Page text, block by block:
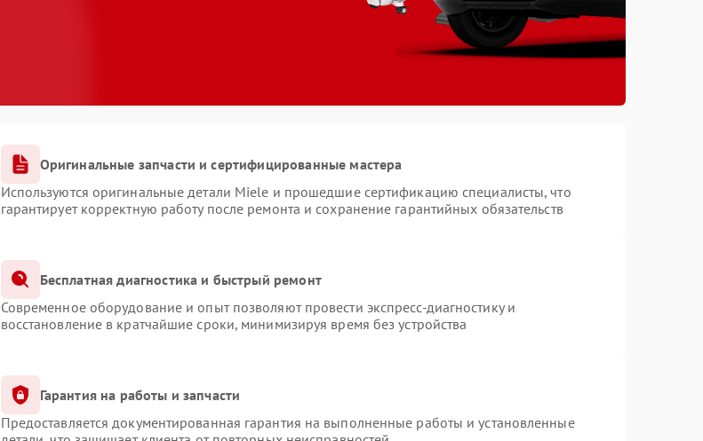
Оригинальные запчасти и сертифицированные мастера
Используются оригинальные детали Miele и прошедшие сертификацию специалисты, что
гарантирует корректную работу после ремонта и сохранение гарантийных обязательств
Бесплатная диагностика и быстрый ремонт
Современное оборудование и опыт позволяют провести экспресс-диагностику и
восстановление в кратчайшие сроки, минимизируя время без устройства
Гарантия на работы и запчасти
Предоставляется документированная гарантия на выполненные работы и установленные